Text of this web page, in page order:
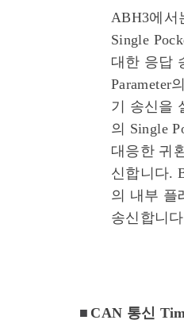
ABH3에서
Single
대한 응답
Parameter
기 송신을
의 Single
대응한 귀
신합니다.
의 내부 플
송신합니
■ CAN 통신